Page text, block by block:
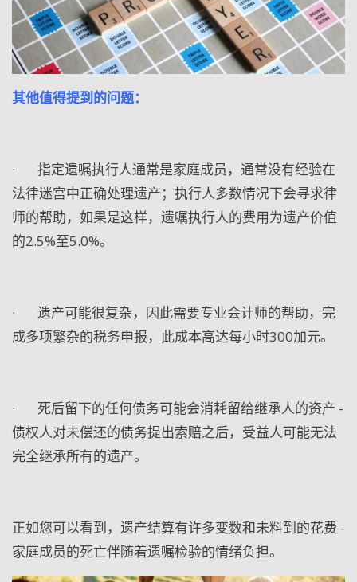
其他值得提到的问题：
·
指定遗嘱执行人通常是家庭成员，通常没有经验在
法律迷宫中正确处理遗产；执行人多数情况下会寻求律
师的帮助，如果是这样，遗嘱执行人的费用为遗产价值
的2.5%至5.0%。
·
遗产可能很复杂，因此需要专业会计师的帮助，完
成多项繁杂的税务申报，此成本高达每小时300加元。
· 死后留下的任何债务可能会消耗留给继承人的资产 -
债权人对未偿还的债务提出索赔之后，受益人可能无法
完全继承所有的遗产。
正如您可以看到，遗产结算有许多变数和未料到的花费 -
家庭成员的死亡伴随着遗嘱检验的情绪负担。